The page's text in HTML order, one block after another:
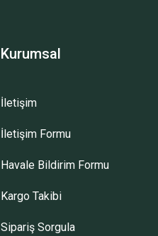
Kurumsal
İletişim
İletişim Formu
Havale Bildirim Formu
Kargo Takibi
Sipariş Sorgula